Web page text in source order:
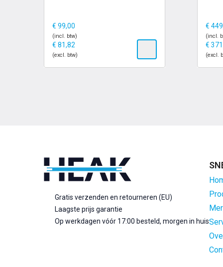
€ 99,00
(incl. btw)
€ 81,82
(excl. btw)
€
(incl.
€
(excl.
Gratis verzenden en retourneren (EU)
Laagste prijs garantie
Op werkdagen vóór 17:00 besteld, morgen in huis